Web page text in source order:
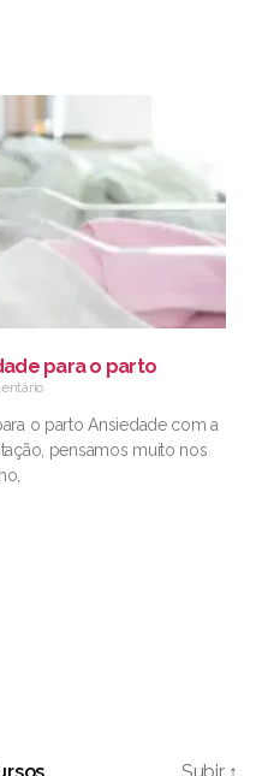
para o parto
o parto Ansiedade com a
pensamos muito nos